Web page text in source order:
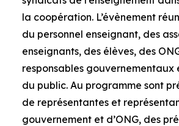
la coopération. L’évènement
du personnel enseignant, des
enseignants, des élèves, des
responsables gouvernementaux
du public. Au programme sont
de représentantes et
gouvernement et d’ONG, des